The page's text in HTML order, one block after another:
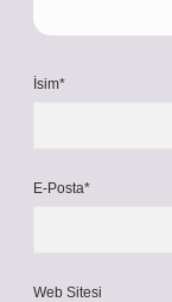
İsim*
E-Posta*
Web Sitesi